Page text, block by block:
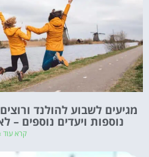
מגיעים לשבוע להולנד
נוספות ויעדים נוספים –
קרא עוד